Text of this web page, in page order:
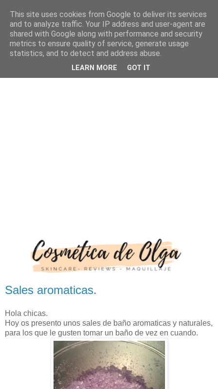
Sales aromaticas.
Hola chicas.
Hoy os presento unos sales de baño aromaticas y naturales,
para los que le gusten tomar un baño de vez en cuando.
This site uses cookies from Google to deliver its services
and to analyze traffic. Your IP address and user-agent are
shared with Google along with performance and security
metrics to ensure quality of service, generate usage
statistics, and to detect and address abuse.
LEARN MORE GOT IT